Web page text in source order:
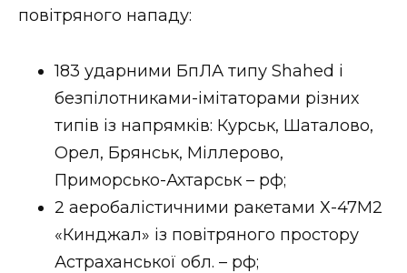
Втрачений Ужгород (відеоверсія)
ЗАКАРПАТСЬКІ НОВИНИ
НОВИНИ ЗАХІДНОЇ УКРАЇНИ
ФОТО
повітряного нападу:
183 ударними БпЛА типу Shahed і
безпілотниками-імітаторами різних
типів із напрямків: Курськ, Шаталово,
Орел, Брянськ, Міллерово,
Приморсько-Ахтарськ – рф;
2 аеробалістичними ракетами Х-47М2
«Кинджал» із повітряного простору
Астраханської обл. – рф;